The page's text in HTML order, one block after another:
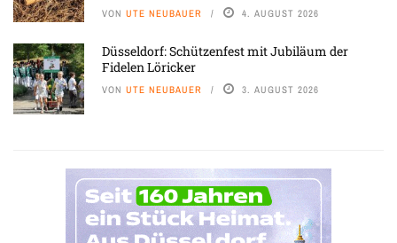
VON UTE NEUBAUER 4. AUGUST 2026
Düsseldorf: Schützenfest mit Jubiläum der
Fidelen Löricker
VON UTE NEUBAUER 3. AUGUST 2026